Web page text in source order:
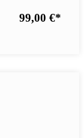
99,00 €*